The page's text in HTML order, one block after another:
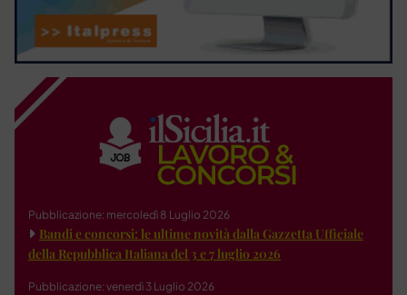
Pubblicazione: mercoledì 8 Luglio 2026
Bandi e concorsi: le ultime novità dalla Gazzetta Ufficiale
della Repubblica Italiana del 3 e 7 luglio 2026
Pubblicazione: venerdì 3 Luglio 2026